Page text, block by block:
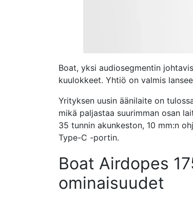
Boat, yksi audiosegmentin
kuulokkeet. Yhtiö on valmis
Yrityksen uusin äänilaite on
mikä paljastaa suurimman osan
35 tunnin akunkeston, 10 mm:n
Type-C -portin.
Boat Airdopes
ominaisuudet